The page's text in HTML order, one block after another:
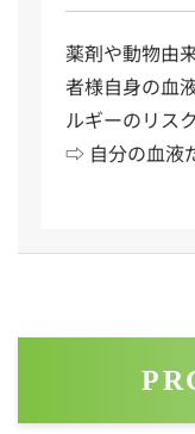
薬剤や動物由
者様自身の血
ルギーのリス
⇨ 自分の血液